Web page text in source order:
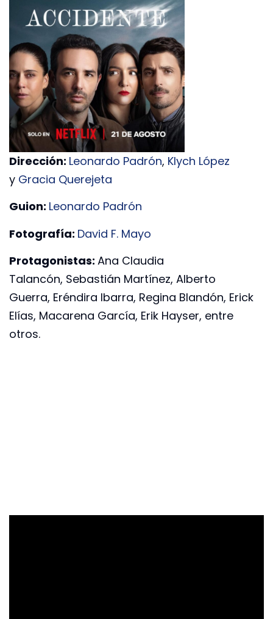
Dirección: Leonardo Padrón, Klych López
y Gracia Querejeta
Guion: Leonardo Padrón
Fotografía: David F. Mayo
Protagonistas: Ana Claudia
Talancón, Sebastián Martínez, Alberto
Guerra, Eréndira Ibarra, Regina Blandón, Erick
Elías, Macarena García, Erik Hayser, entre
otros.